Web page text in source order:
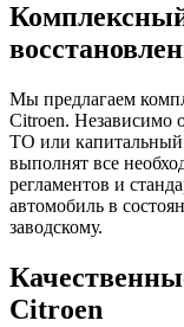
Мы предлагаем
Citroen. Независимо
ТО или капитальный
выполнят все
регламентов и
автомобиль в
заводскому.
Citroen